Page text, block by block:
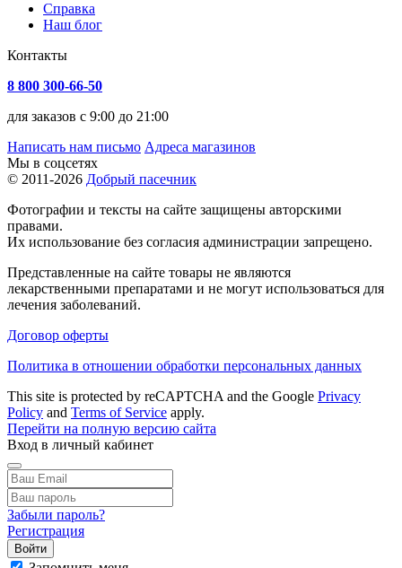
Справка
Наш блог
Контакты
8 800 300-66-50
для заказов с 9:00 до 21:00
Написать нам письмо Адреса магазинов
Мы в соцсетях
© 2011-2026 Добрый пасечник
Фотографии и тексты на сайте защищены авторскими
правами.
Их использование без согласия администрации запрещено.
Представленные на сайте товары не являются
лекарственными препаратами и не могут использоваться для
лечения заболеваний.
Договор оферты
Политика в отношении обработки персональных данных
This site is protected by reCAPTCHA and the Google Privacy
Policy and Terms of Service apply.
Перейти на полную версию сайта
Вход в личный кабинет
Забыли пароль?
Регистрация
Войти